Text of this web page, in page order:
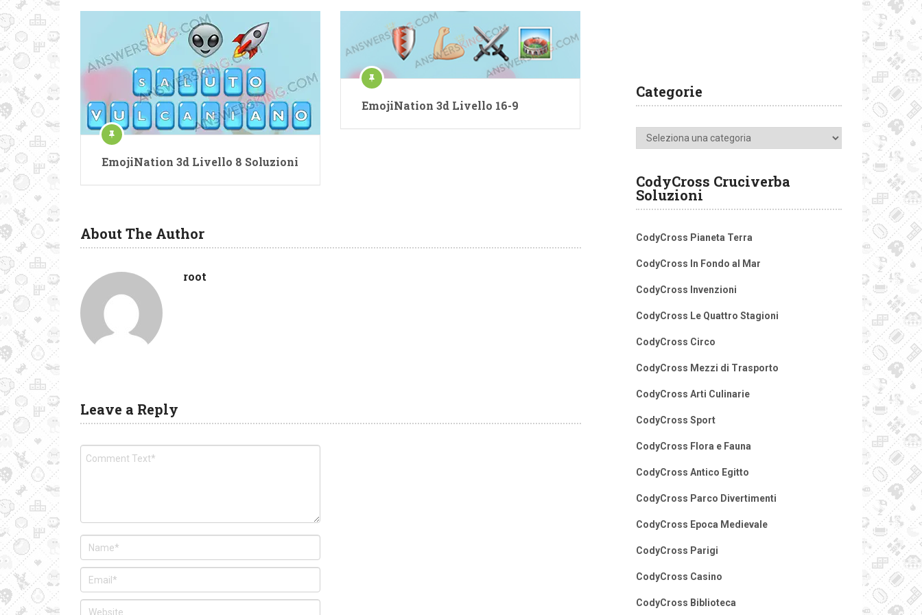
EmojiNation 3d Livello 8 Soluzioni
EmojiNation 3d Livello 16-9
About The Author
root
Leave a Reply
Categorie
Categorie
CodyCross Cruciverba
Soluzioni
CodyCross Pianeta Terra
CodyCross In Fondo al Mar
CodyCross Invenzioni
CodyCross Le Quattro Stagioni
CodyCross Circo
CodyCross Mezzi di Trasporto
CodyCross Arti Culinarie
CodyCross Sport
CodyCross Flora e Fauna
CodyCross Antico Egitto
CodyCross Parco Divertimenti
CodyCross Epoca Medievale
CodyCross Parigi
CodyCross Casino
CodyCross Biblioteca